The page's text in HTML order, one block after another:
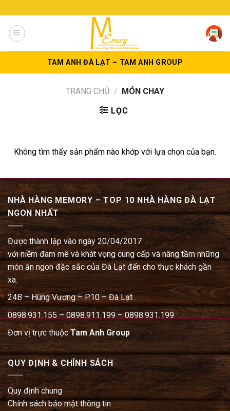
to
content
TAM ANH ĐÀ LẠT – TAM ANH GROUP
TRANG CHỦ / MÓN CHAY
LỌC
Không tìm thấy sản phẩm nào khớp với lựa chọn của bạn.
NHÀ HÀNG MEMORY – TOP 10 NHÀ HÀNG ĐÀ LẠT
NGON NHẤT
Được thành lập vào ngày 20/04/2017
với niềm đam mê và khát vọng cung cấp và nâng tầm những
món ăn ngon đặc sắc của Đà Lạt đến cho thực khách gần
xa.
24B – Hùng Vương – P.10 – Đà Lạt
0898.931.155 – 0898.911.199 – 0898.931.199
Đơn vị trực thuộcTam Anh Group
QUY ĐỊNH & CHÍNH SÁCH
Quy định chung
Chính sách bảo mật thông tin